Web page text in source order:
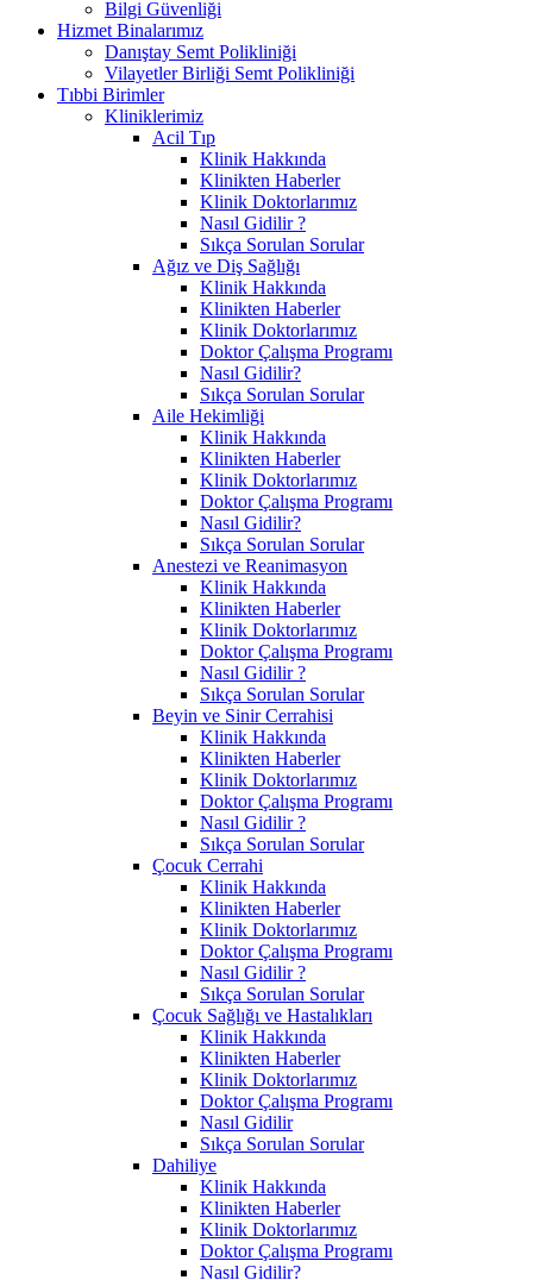
Bilgi Güvenliği
Hizmet Binalarımız
Danıştay Semt Polikliniği
Vilayetler Birliği Semt Polikliniği
Tıbbi Birimler
Kliniklerimiz
Acil Tıp
Klinik Hakkında
Klinikten Haberler
Klinik Doktorlarımız
Nasıl Gidilir ?
Sıkça Sorulan Sorular
Ağız ve Diş Sağlığı
Klinik Hakkında
Klinikten Haberler
Klinik Doktorlarımız
Doktor Çalışma Programı
Nasıl Gidilir?
Sıkça Sorulan Sorular
Aile Hekimliği
Klinik Hakkında
Klinikten Haberler
Klinik Doktorlarımız
Doktor Çalışma Programı
Nasıl Gidilir?
Sıkça Sorulan Sorular
Anestezi ve Reanimasyon
Klinik Hakkında
Klinikten Haberler
Klinik Doktorlarımız
Doktor Çalışma Programı
Nasıl Gidilir ?
Sıkça Sorulan Sorular
Beyin ve Sinir Cerrahisi
Klinik Hakkında
Klinikten Haberler
Klinik Doktorlarımız
Doktor Çalışma Programı
Nasıl Gidilir ?
Sıkça Sorulan Sorular
Çocuk Cerrahi
Klinik Hakkında
Klinikten Haberler
Klinik Doktorlarımız
Doktor Çalışma Programı
Nasıl Gidilir ?
Sıkça Sorulan Sorular
Çocuk Sağlığı ve Hastalıkları
Klinik Hakkında
Klinikten Haberler
Klinik Doktorlarımız
Doktor Çalışma Programı
Nasıl Gidilir
Sıkça Sorulan Sorular
Dahiliye
Klinik Hakkında
Klinikten Haberler
Klinik Doktorlarımız
Doktor Çalışma Programı
Nasıl Gidilir?